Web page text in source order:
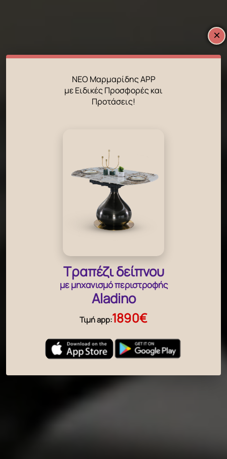
×
ΝΕΟ Μαρμαρίδης APP
με Ειδικές Προσφορές και
Προτάσεις!
Τραπέζι δείπνου
με μηχανισμό περιστροφής
Aladino
Τιμή app:1890€